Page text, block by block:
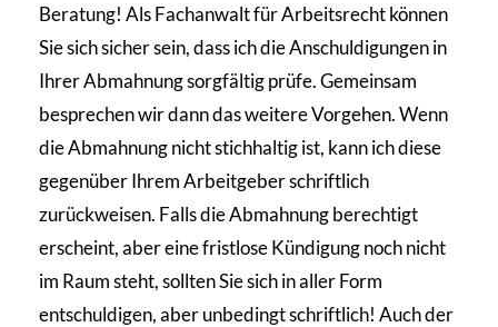
Beratung! Als Fachanwalt für Arbeitsrecht können
Sie sich sicher sein, dass ich die Anschuldigungen in
Ihrer Abmahnung sorgfältig prüfe. Gemeinsam
besprechen wir dann das weitere Vorgehen. Wenn
die Abmahnung nicht stichhaltig ist, kann ich diese
gegenüber Ihrem Arbeitgeber schriftlich
zurückweisen. Falls die Abmahnung berechtigt
erscheint, aber eine fristlose Kündigung noch nicht
im Raum steht, sollten Sie sich in aller Form
entschuldigen, aber unbedingt schriftlich! Auch der